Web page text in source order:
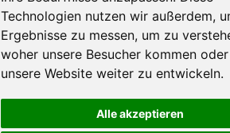
Technologien nutzen wir außerdem,
Ergebnisse zu messen, um zu
woher unsere Besucher kommen
unsere Website weiter zu entwickeln.
Alle akzeptieren